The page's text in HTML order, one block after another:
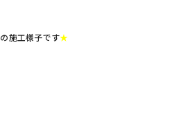
の施工様子です★